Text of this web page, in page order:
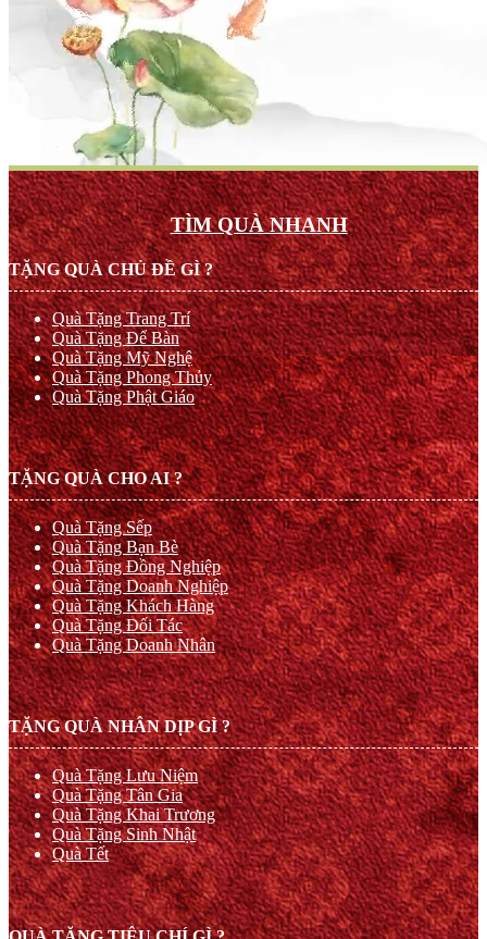
TÌM QUÀ NHANH
TẶNG QUÀ CHỦ ĐỀ GÌ ?
Quà Tặng Trang Trí
Quà Tặng Để Bàn
Quà Tặng Mỹ Nghệ
Quà Tặng Phong Thủy
Quà Tặng Phật Giáo
TẶNG QUÀ CHO AI ?
Quà Tặng Sếp
Quà Tặng Bạn Bè
Quà Tặng Đồng Nghiệp
Quà Tặng Doanh Nghiệp
Quà Tặng Khách Hàng
Quà Tặng Đối Tác
Quà Tặng Doanh Nhân
TẶNG QUÀ NHÂN DỊP GÌ ?
Quà Tặng Lưu Niệm
Quà Tặng Tân Gia
Quà Tặng Khai Trương
Quà Tặng Sinh Nhật
Quà Tết